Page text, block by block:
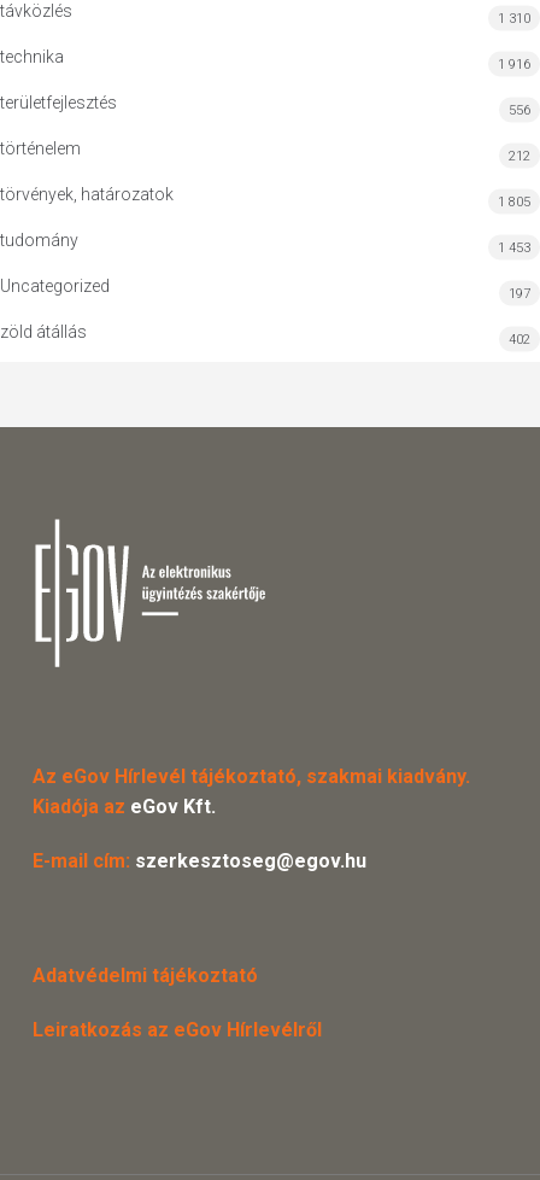
távközlés 1 310
technika 1 916
területfejlesztés 556
történelem 212
törvények, határozatok 1 805
tudomány 1 453
Uncategorized 197
zöld átállás 402
Az eGov Hírlevél tájékoztató, szakmai kiadvány.
Kiadója az eGov Kft.
E-mail cím: szerkesztoseg@egov.hu
Adatvédelmi tájékoztató
Leiratkozás az eGov Hírlevélről